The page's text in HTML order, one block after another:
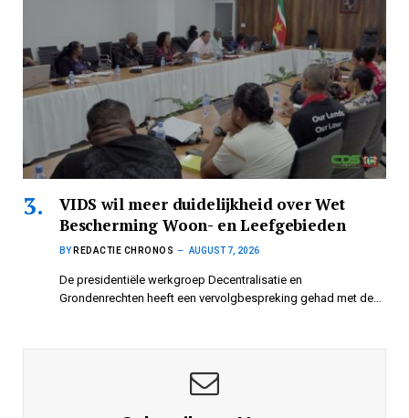
VIDS wil meer duidelijkheid over Wet
Bescherming Woon- en Leefgebieden
BY REDACTIE CHRONOS AUGUST 7, 2026
De presidentiële werkgroep Decentralisatie en
Grondenrechten heeft een vervolgbespreking gehad met de…